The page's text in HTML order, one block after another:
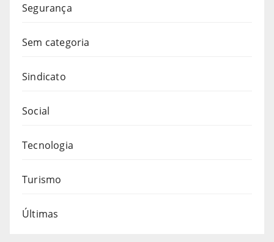
Segurança
Sem categoria
Sindicato
Social
Tecnologia
Turismo
Últimas